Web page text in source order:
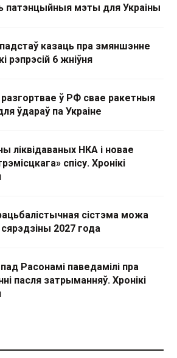
патэнцыйныя мэты для Украіны
казаць пра змяншэнне
рэпрэсій 6 жніўня
ў РФ свае ракетныя
ўдараў па Украіне
ліквідаваных НКА і новае
спісу. Хронікі
сістэма можа
2027 года
Расонамі паведамілі пра
пасля затрыманняў. Хронікі